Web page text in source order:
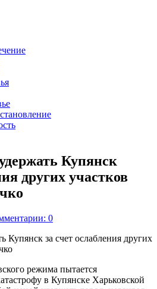
Купянск
других участков
0
режима пытается
в Купянске Харьковской